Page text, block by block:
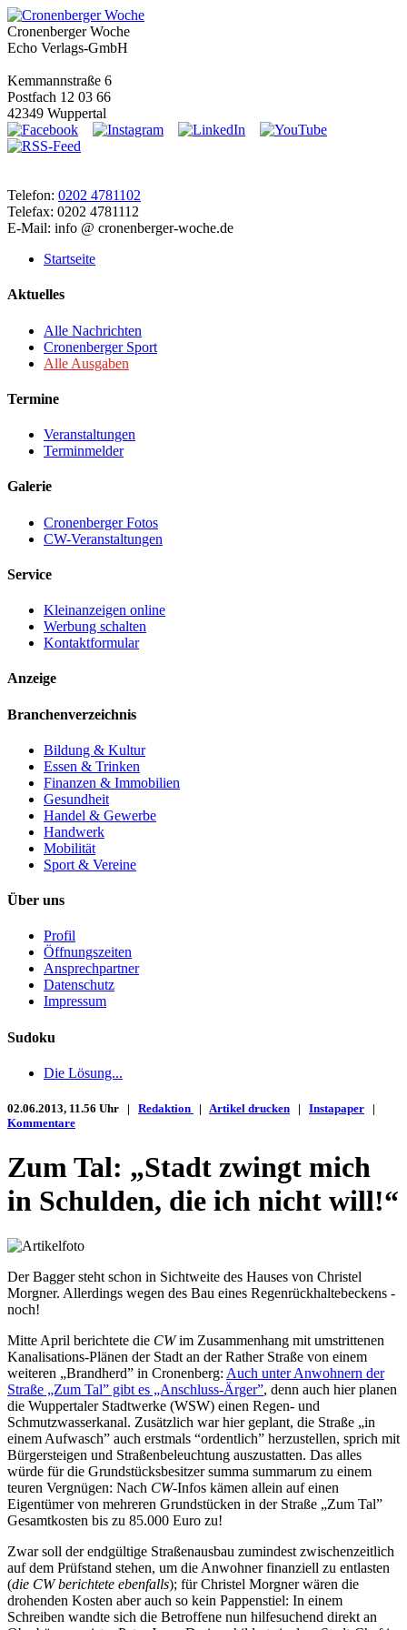
Cronenberger Woche
Echo Verlags-GmbH
Kemmannstraße 6
Postfach 12 03 66
42349 Wuppertal
Telefon: 0202 4781102
Telefax: 0202 4781112
E-Mail: info @ cronenberger-woche.de
Startseite
Aktuelles
Alle Nachrichten
Cronenberger Sport
Alle Ausgaben
Termine
Veranstaltungen
Terminmelder
Galerie
Cronenberger Fotos
CW-Veranstaltungen
Service
Kleinanzeigen online
Werbung schalten
Kontaktformular
Anzeige
Branchenverzeichnis
Bildung & Kultur
Essen & Trinken
Finanzen & Immobilien
Gesundheit
Handel & Gewerbe
Handwerk
Mobilität
Sport & Vereine
Über uns
Profil
Öffnungszeiten
Ansprechpartner
Datenschutz
Impressum
Sudoku
Die Lösung...
02.06.2013, 11.56 Uhr | Redaktion | Artikel drucken | Instapaper |
Kommentare
Zum Tal: „Stadt zwingt mich
in Schulden, die ich nicht will!“
Der Bagger steht schon in Sichtweite des Hauses von Christel
Morgner. Allerdings wegen des Bau eines Regenrückhaltebeckens -
noch!
Mitte April berichtete die CWim Zusammenhang mit umstrittenen
Kanalisations-Plänen der Stadt an der Rather Straße von einem
weiteren „Brandherd” in Cronenberg: Auch unter Anwohnern der
Straße „Zum Tal” gibt es „Anschluss-Ärger”, denn auch hier planen
die Wuppertaler Stadtwerke (WSW) einen Regen- und
Schmutzwasserkanal. Zusätzlich war hier geplant, die Straße „in
einem Aufwasch” auch erstmals “ordentlich” herzustellen, sprich mit
Bürgersteigen und Straßenbeleuchtung auszustatten. Das alles
würde für die Grundstücksbesitzer summa summarum zu einem
teuren Vergnügen: Nach CW-Infos kämen allein auf einen
Eigentümer von mehreren Grundstücken in der Straße „Zum Tal”
Gesamtkosten bis zu 85.000 Euro zu!
Zwar soll der endgültige Straßenausbau zumindest zwischenzeitlich
auf dem Prüfstand stehen, um die Anwohner finanziell zu entlasten
(die CW berichtete ebenfalls); für Christel Morgner wären die
drohenden Kosten aber auch so kein Pappenstiel: In einem
Schreiben wandte sich die Betroffene nun hilfesuchend direkt an